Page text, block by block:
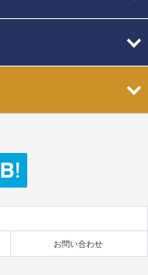
お問い合わせ